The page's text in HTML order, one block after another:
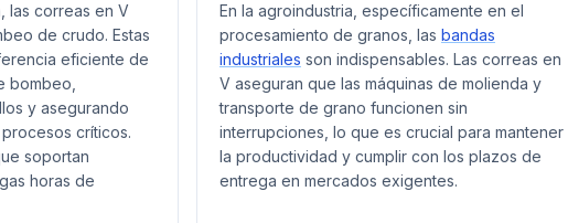
las correas en V
de crudo. Estas
eficiente de
bombeo,
y asegurando
críticos.
soportan
horas de
En la agroindustria, específicamente en el
procesamiento de granos, las bandas
industriales son indispensables. Las correas en
V aseguran que las máquinas de molienda y
transporte de grano funcionen sin
interrupciones, lo que es crucial para mantener
la productividad y cumplir con los plazos de
entrega en mercados exigentes.